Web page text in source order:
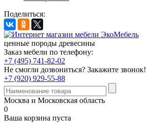
Поделиться:
ценные породы древесины
Заказ мебели по телефону:
+7 (495) 741-82-02
Не смогли дозвониться? Закажите звонок!
+7 (920) 929-55-88
Москва и Московская область
0
Ваша корзина пуста